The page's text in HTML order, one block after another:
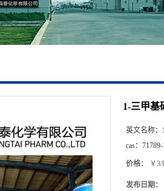
1-三甲基
英文名称：
cas：
价格： ￥3/
发布日期：